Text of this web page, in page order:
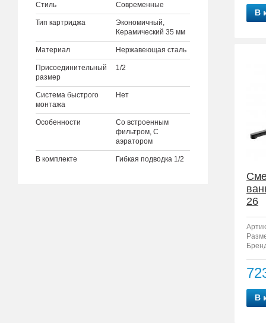
Стиль Современные
Тип картриджа
Экономичный,
Керамический 35 мм
Материал Нержавеющая сталь
Присоединительный
размер
1/2
Система быстрого
монтажа
Нет
Особенности
Со встроенным
фильтром, С
аэратором
В комплекте Гибкая подводка 1/2
В
26
В